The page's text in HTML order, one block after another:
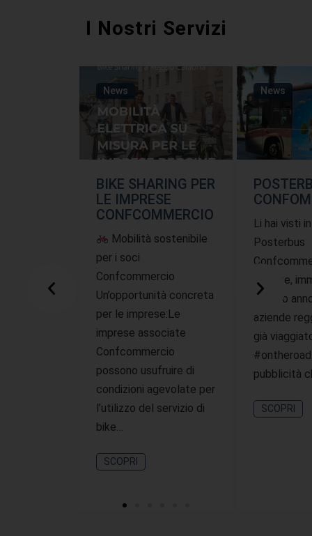
I Nostri Servizi
News
BIKE SHARING PER
LE IMPRESE
CONFCOMMERCIO
Mobilità sostenibile
per i soci
Confcommercio
Un’opportunità concreta
per le imprese:Le
imprese associate
Confcommercio
possono usufruire di
condizioni agevolate per
l’utilizzo del servizio di
bike…
SCOPRI
News
Li hai visti
Posterbus
offerte,
questo
aziende
già
pubblicità
SCOPRI